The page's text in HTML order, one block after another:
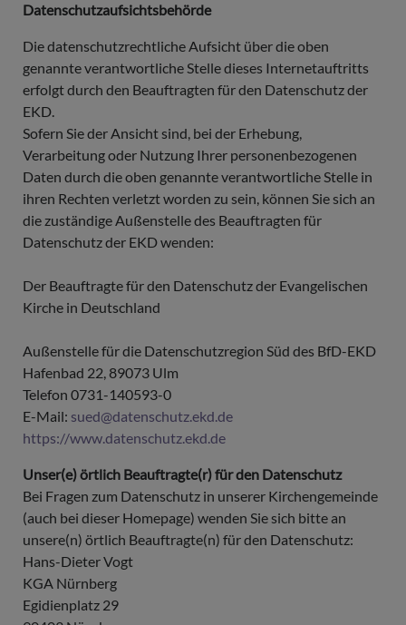
Datenschutzaufsichtsbehörde
Die datenschutzrechtliche Aufsicht über die oben
genannte verantwortliche Stelle dieses Internetauftritts
erfolgt durch den Beauftragten für den Datenschutz der
EKD.
Sofern Sie der Ansicht sind, bei der Erhebung,
Verarbeitung oder Nutzung Ihrer personenbezogenen
Daten durch die oben genannte verantwortliche Stelle in
ihren Rechten verletzt worden zu sein, können Sie sich an
die zuständige Außenstelle des Beauftragten für
Datenschutz der EKD wenden:
Der Beauftragte für den Datenschutz der Evangelischen
Kirche in Deutschland
Außenstelle für die Datenschutzregion Süd des BfD-EKD
Hafenbad 22, 89073 Ulm
Telefon 0731-140593-0
E-Mail: sued@datenschutz.ekd.de
https://www.datenschutz.ekd.de
Unser(e) örtlich Beauftragte(r) für den Datenschutz
Bei Fragen zum Datenschutz in unserer Kirchengemeinde
(auch bei dieser Homepage) wenden Sie sich bitte an
unsere(n) örtlich Beauftragte(n) für den Datenschutz:
Hans-Dieter Vogt
KGA Nürnberg
Egidienplatz 29